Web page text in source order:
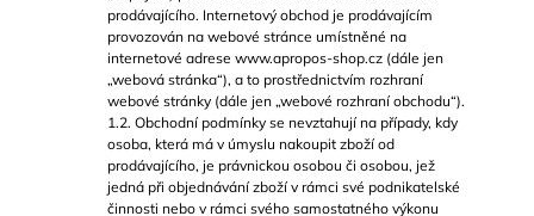
prodávajícího. Internetový obchod je prodávajícím
provozován na webové stránce umístněné na
internetové adrese www.apropos-shop.cz (dále jen
„webová stránka“), a to prostřednictvím rozhraní
webové stránky (dále jen „webové rozhraní obchodu“).
1.2. Obchodní podmínky se nevztahují na případy, kdy
osoba, která má v úmyslu nakoupit zboží od
prodávajícího, je právnickou osobou či osobou, jež
jedná při objednávání zboží v rámci své podnikatelské
činnosti nebo v rámci svého samostatného výkonu